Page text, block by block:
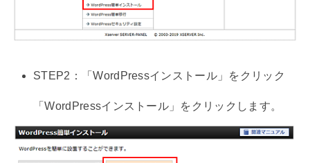
STEP2：「WordPressインストール」をクリック
「WordPressインストール」をクリックします。